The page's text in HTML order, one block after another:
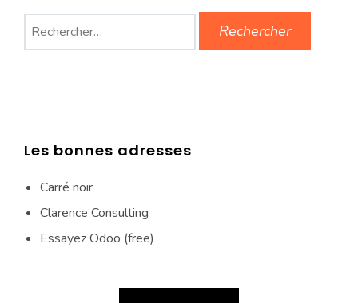
Les bonnes adresses
Carré noir
Clarence Consulting
Essayez Odoo (free)